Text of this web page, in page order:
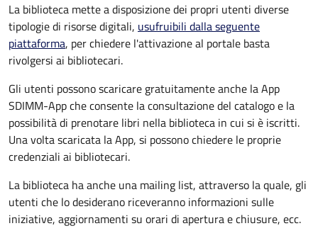
La biblioteca mette a disposizione dei propri utenti diverse
tipologie di risorse digitali, usufruibili dalla seguente
piattaforma, per chiedere l'attivazione al portale basta
rivolgersi ai bibliotecari.
Gli utenti possono scaricare gratuitamente anche la App
SDIMM-App che consente la consultazione del catalogo e la
possibilità di prenotare libri nella biblioteca in cui si è iscritti.
Una volta scaricata la App, si possono chiedere le proprie
credenziali ai bibliotecari.
La biblioteca ha anche una mailing list, attraverso la quale, gli
utenti che lo desiderano riceveranno informazioni sulle
iniziative, aggiornamenti su orari di apertura e chiusure, ecc.